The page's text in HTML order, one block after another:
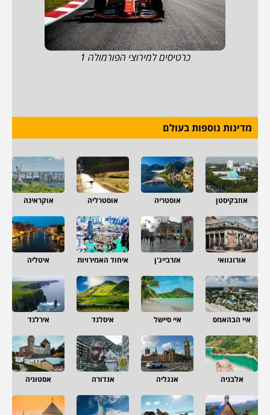
כרטיסים למירוצי הפורמולה 1
מדינות נוספות בעולם
אוזבקיסטן אוסטריה אוסטרליה אוקראינה
אורוגוואי אזרבייג'ן איחוד האמירויות איטליה
איי הבהאמס איי סיישל איסלנד אירלנד
אלבניה אנגליה אנדורה אסטוניה